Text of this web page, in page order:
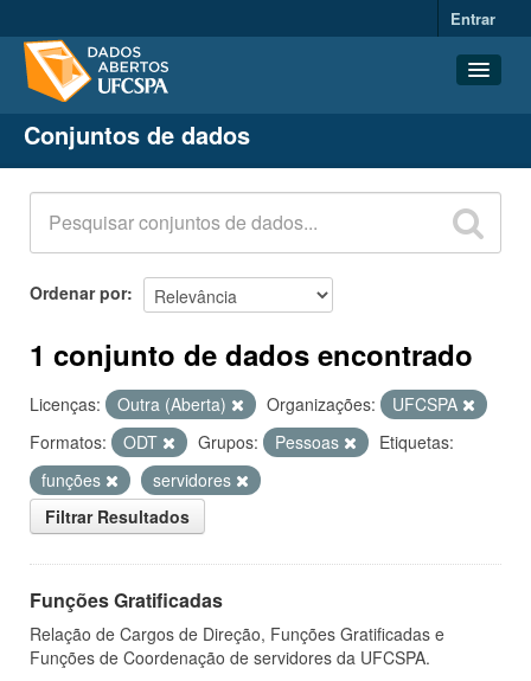
Entrar
Conjuntos de dados
Organizações
Grupos
Sobre
Conjuntos de dados
Ordenar por
1 conjunto de dados encontrado
Licenças: Outra (Aberta) Organizações:
UFCSPA
Formatos:
ODT Grupos: Pessoas
Etiquetas:
funções
servidores
Filtrar Resultados
Funções Gratificadas
Relação de Cargos de Direção, Funções Gratificadas e
Funções de Coordenação de servidores da UFCSPA.